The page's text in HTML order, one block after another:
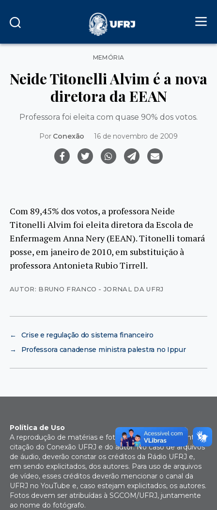
Categorias
MEMÓRIA
Neide Titonelli Alvim é a nova
diretora da EEAN
Professora foi eleita com quase 90% dos votos.
Por Conexão 16 de novembro de 2009
Com 89,45% dos votos, a professora Neide
Titonelli Alvim foi eleita diretora da Escola de
Enfermagem Anna Nery (EEAN). Titonelli tomará
posse, em janeiro de 2010, em substituição à
professora Antonieta Rubio Tirrell.
AUTOR: BRUNO FRANCO - JORNAL DA UFRJ
←
Crise e regulação do sistema financeiro
→
Professora canadense ministra palestra no Ippur
Política de Uso
A reprodução de matérias e fotografias é livre mediante
citação do Conexão UFRJ e do autor. No caso de arquivos
de áudio, deverão constar os créditos da Rádio UFRJ e,
em sendo explicitados, dos autores. Para uso de arquivos
de vídeo, esses créditos deverão mencionar o canal da
UFRJ no YouTube e, caso estejam explicitados, os autores.
Fotos devem ser atribuídas à SGCOM/UFRJ, juntamente
ao nome do fotógrafo.